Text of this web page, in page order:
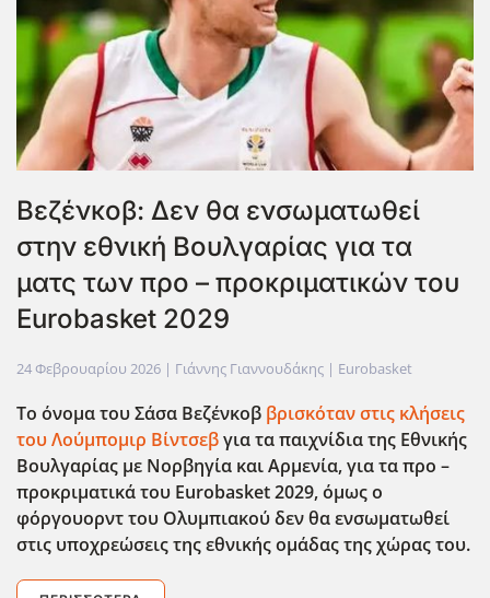
Βεζένκοβ: Δεν θα ενσωματωθεί
στην εθνική Βουλγαρίας για τα
ματς των προ – προκριματικών του
Eurobasket 2029
24 Φεβρουαρίου 2026 | Γιάννης Γιαννουδάκης | Eurobasket
Το όνομα του Σάσα Βεζένκοβ βρισκόταν στις κλήσεις
του Λούμπομιρ Βίντσεβγια τα παιχνίδια της Εθνικής
Βουλγαρίας με Νορβηγία και Αρμενία, για τα προ –
προκριματικά του Eurobasket2029, όμως ο
φόργουορντ του Ολυμπιακού δεν θα ενσωματωθεί
στις υποχρεώσεις της εθνικής ομάδας της χώρας του.